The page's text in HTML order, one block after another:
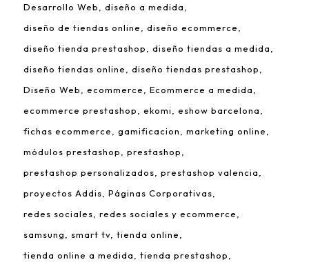
Desarrollo Web
diseño a medida
diseño de tiendas online
diseño ecommerce
diseño tienda prestashop
diseño tiendas a medida
diseño tiendas online
diseño tiendas prestashop
Diseño Web
ecommerce
Ecommerce a medida
ecommerce prestashop
ekomi
eshow barcelona
fichas ecommerce
gamificacion
marketing online
módulos prestashop
prestashop
prestashop personalizados
prestashop valencia
proyectos Addis
Páginas Corporativas
redes sociales
redes sociales y ecommerce
samsung
smart tv tienda online
tienda online a medida
tienda prestashop